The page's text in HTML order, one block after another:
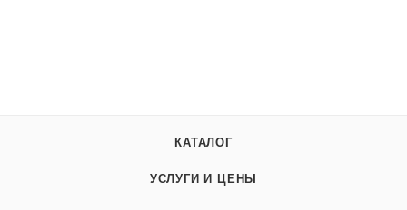
КАТАЛОГ
УСЛУГИ И ЦЕНЫ